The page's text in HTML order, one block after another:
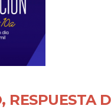
RESPUESTA